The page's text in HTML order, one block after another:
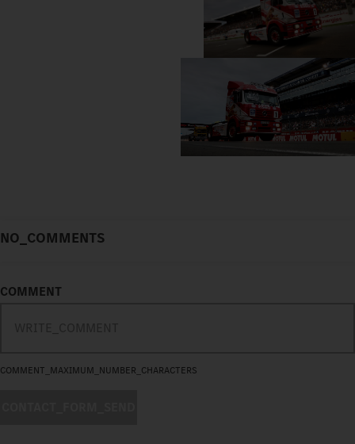
NO_COMMENTS
COMMENT
COMMENT_MAXIMUM_NUMBER_CHARACTERS